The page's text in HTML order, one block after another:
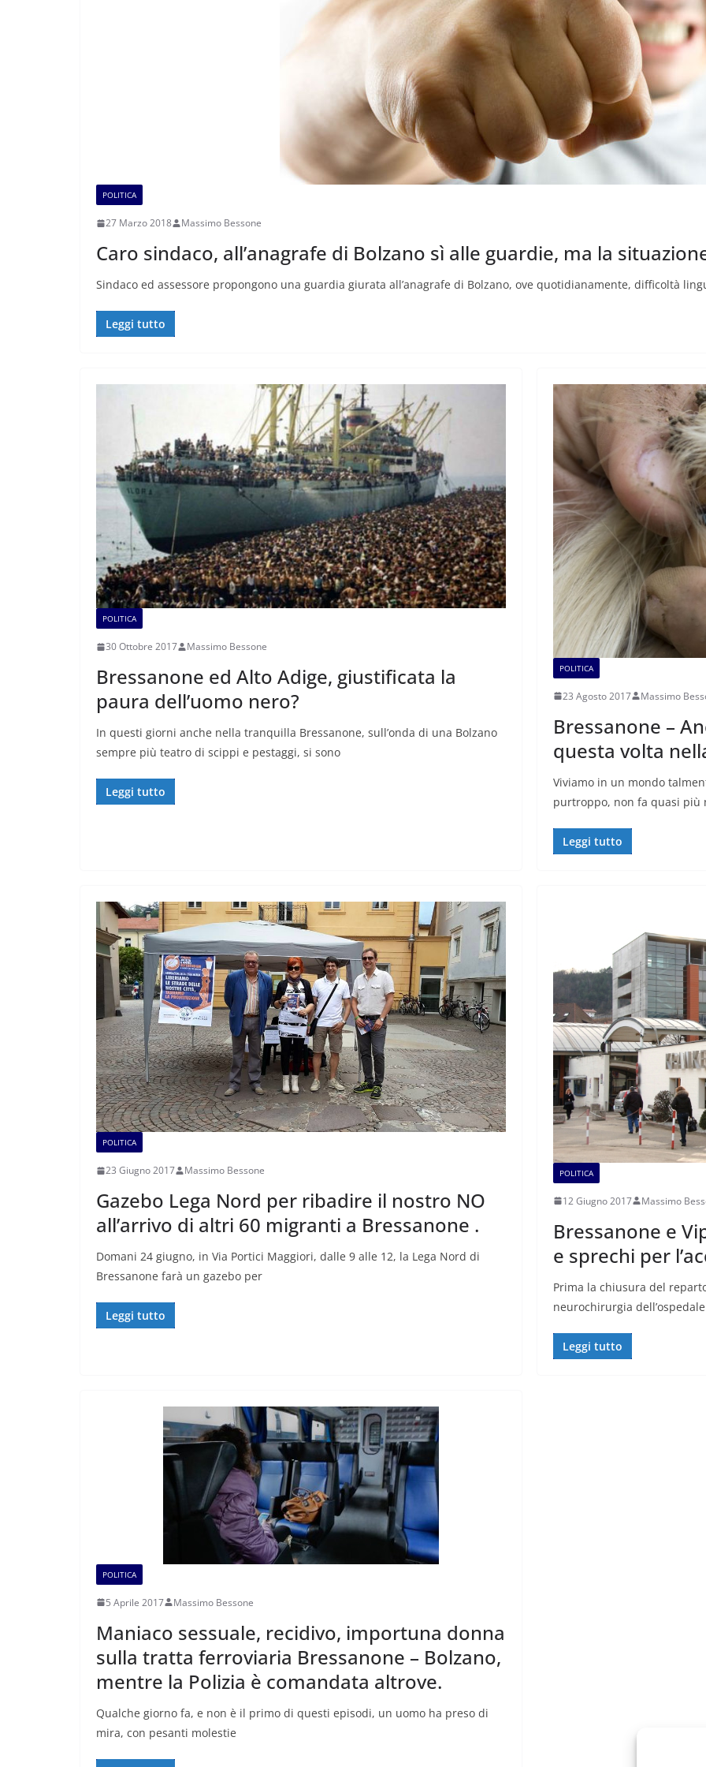
POLITICA
27 Marzo 2018 Massimo Bessone
Caro sindaco, all’anagrafe di Bolzano sì alle guardie, ma la
Sindaco ed assessore propongono una guardia giurata all’anagrafe di Bolzano, ove quotidianamente, difficoltà
Leggi tutto
POLITICA
30 Ottobre 2017 Massimo Bessone
Bressanone ed Alto Adige, giustificata la
paura dell’uomo nero?
In questi giorni anche nella tranquilla Bressanone, sull’onda di una Bolzano
sempre più teatro di scippi e pestaggi, si sono
Leggi tutto
POLITICA
23 Agosto 2017 Massimo
Bressanone –
questa volta
Viviamo in un mondo
purtroppo, non fa quasi più
Leggi tutto
POLITICA
23 Giugno 2017 Massimo Bessone
Gazebo Lega Nord per ribadire il nostro NO
all’arrivo di altri 60 migranti a Bressanone .
Domani 24 giugno, in Via Portici Maggiori, dalle 9 alle 12, la Lega Nord di
Bressanone farà un gazebo per
Leggi tutto
POLITICA
12 Giugno 2017 Massimo
Bressanone e
e sprechi per
Prima la chiusura del
neurochirurgia
Leggi tutto
POLITICA
5 Aprile 2017 Massimo Bessone
Maniaco sessuale, recidivo, importuna donna
sulla tratta ferroviaria Bressanone – Bolzano,
mentre la Polizia è comandata altrove.
Qualche giorno fa, e non è il primo di questi episodi, un uomo ha preso di
mira, con pesanti molestie